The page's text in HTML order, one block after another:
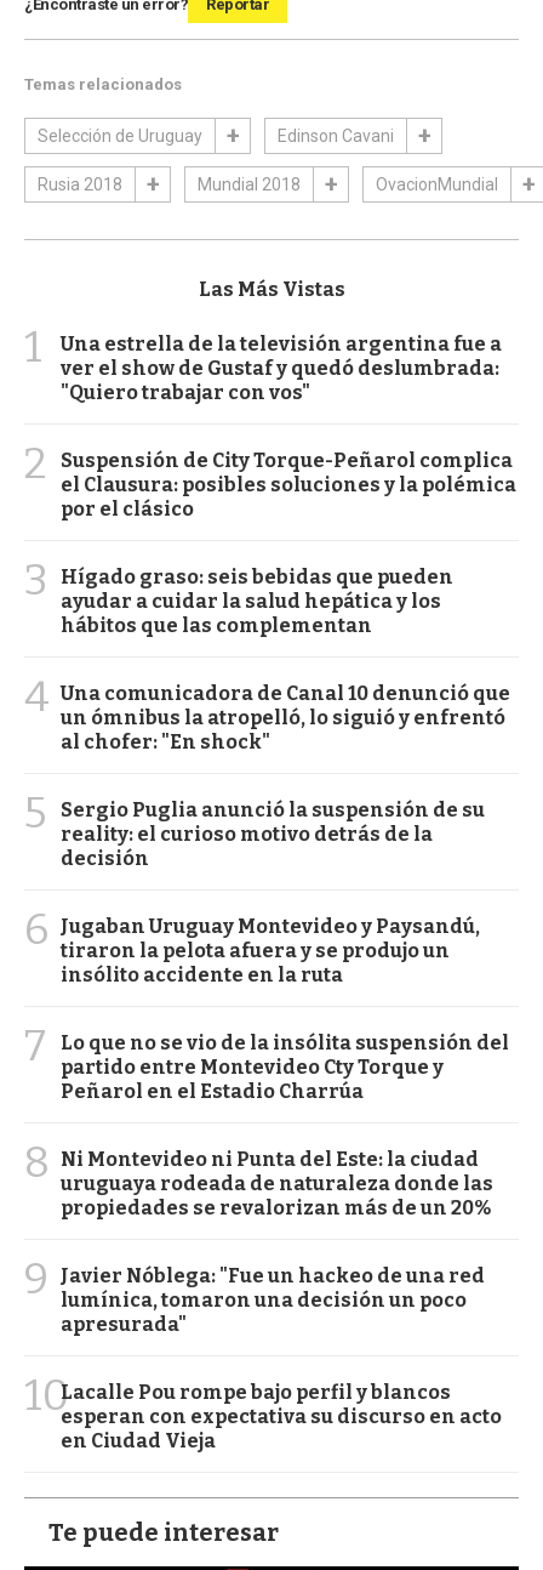
¿Encontraste un error? Reportar
Temas relacionados
Selección de Uruguay Edinson Cavani
Rusia 2018 Mundial 2018 OvacionMundial
Las Más Vistas
1
Una estrella de la televisión argentina fue a
ver el show de Gustaf y quedó deslumbrada:
"Quiero trabajar con vos"
2
Suspensión de City Torque-Peñarol complica
el Clausura: posibles soluciones y la polémica
por el clásico
3
Hígado graso: seis bebidas que pueden
ayudar a cuidar la salud hepática y los
hábitos que las complementan
4 Una comunicadora de Canal 10 denunció que
un ómnibus la atropelló, lo siguió y enfrentó
al chofer: "En shock"
5
Sergio Puglia anunció la suspensión de su
reality: el curioso motivo detrás de la
decisión
6
Jugaban Uruguay Montevideo y Paysandú,
tiraron la pelota afuera y se produjo un
insólito accidente en la ruta
7
Lo que no se vio de la insólita suspensión del
partido entre Montevideo Cty Torque y
Peñarol en el Estadio Charrúa
8
Ni Montevideo ni Punta del Este: la ciudad
uruguaya rodeada de naturaleza donde las
propiedades se revalorizan más de un 20%
9
Javier Nóblega: "Fue un hackeo de una red
lumínica, tomaron una decisión un poco
apresurada"
10Lacalle Pou rompe bajo perfil y blancos
esperan con expectativa su discurso en acto
en Ciudad Vieja
Te puede interesar